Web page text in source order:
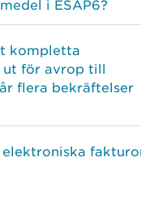
i ESAP6?
kompletta
för avrop till
flera bekräftelser